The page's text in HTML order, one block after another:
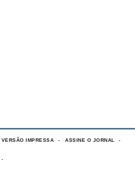
VERSÃO IMPRESSA ASSINE O JORNAL